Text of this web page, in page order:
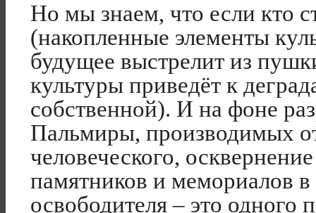
Но мы знаем, что если кто
(накопленные элементы
будущее выстрелит из
культуры приведёт к
собственной). И на фоне
Пальмиры, производимых
человеческого,
памятников и мемориалов в
освободителя – это одного